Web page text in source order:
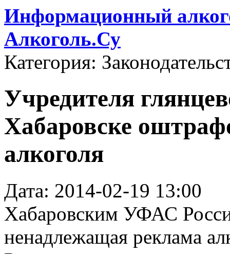
Информационный
Алкоголь.Су
Категория:
Учредителя
Хабаровске
алкоголя
Дата: 2014-02-19 13:00
Хабаровским УФАС
ненадлежащая реклама